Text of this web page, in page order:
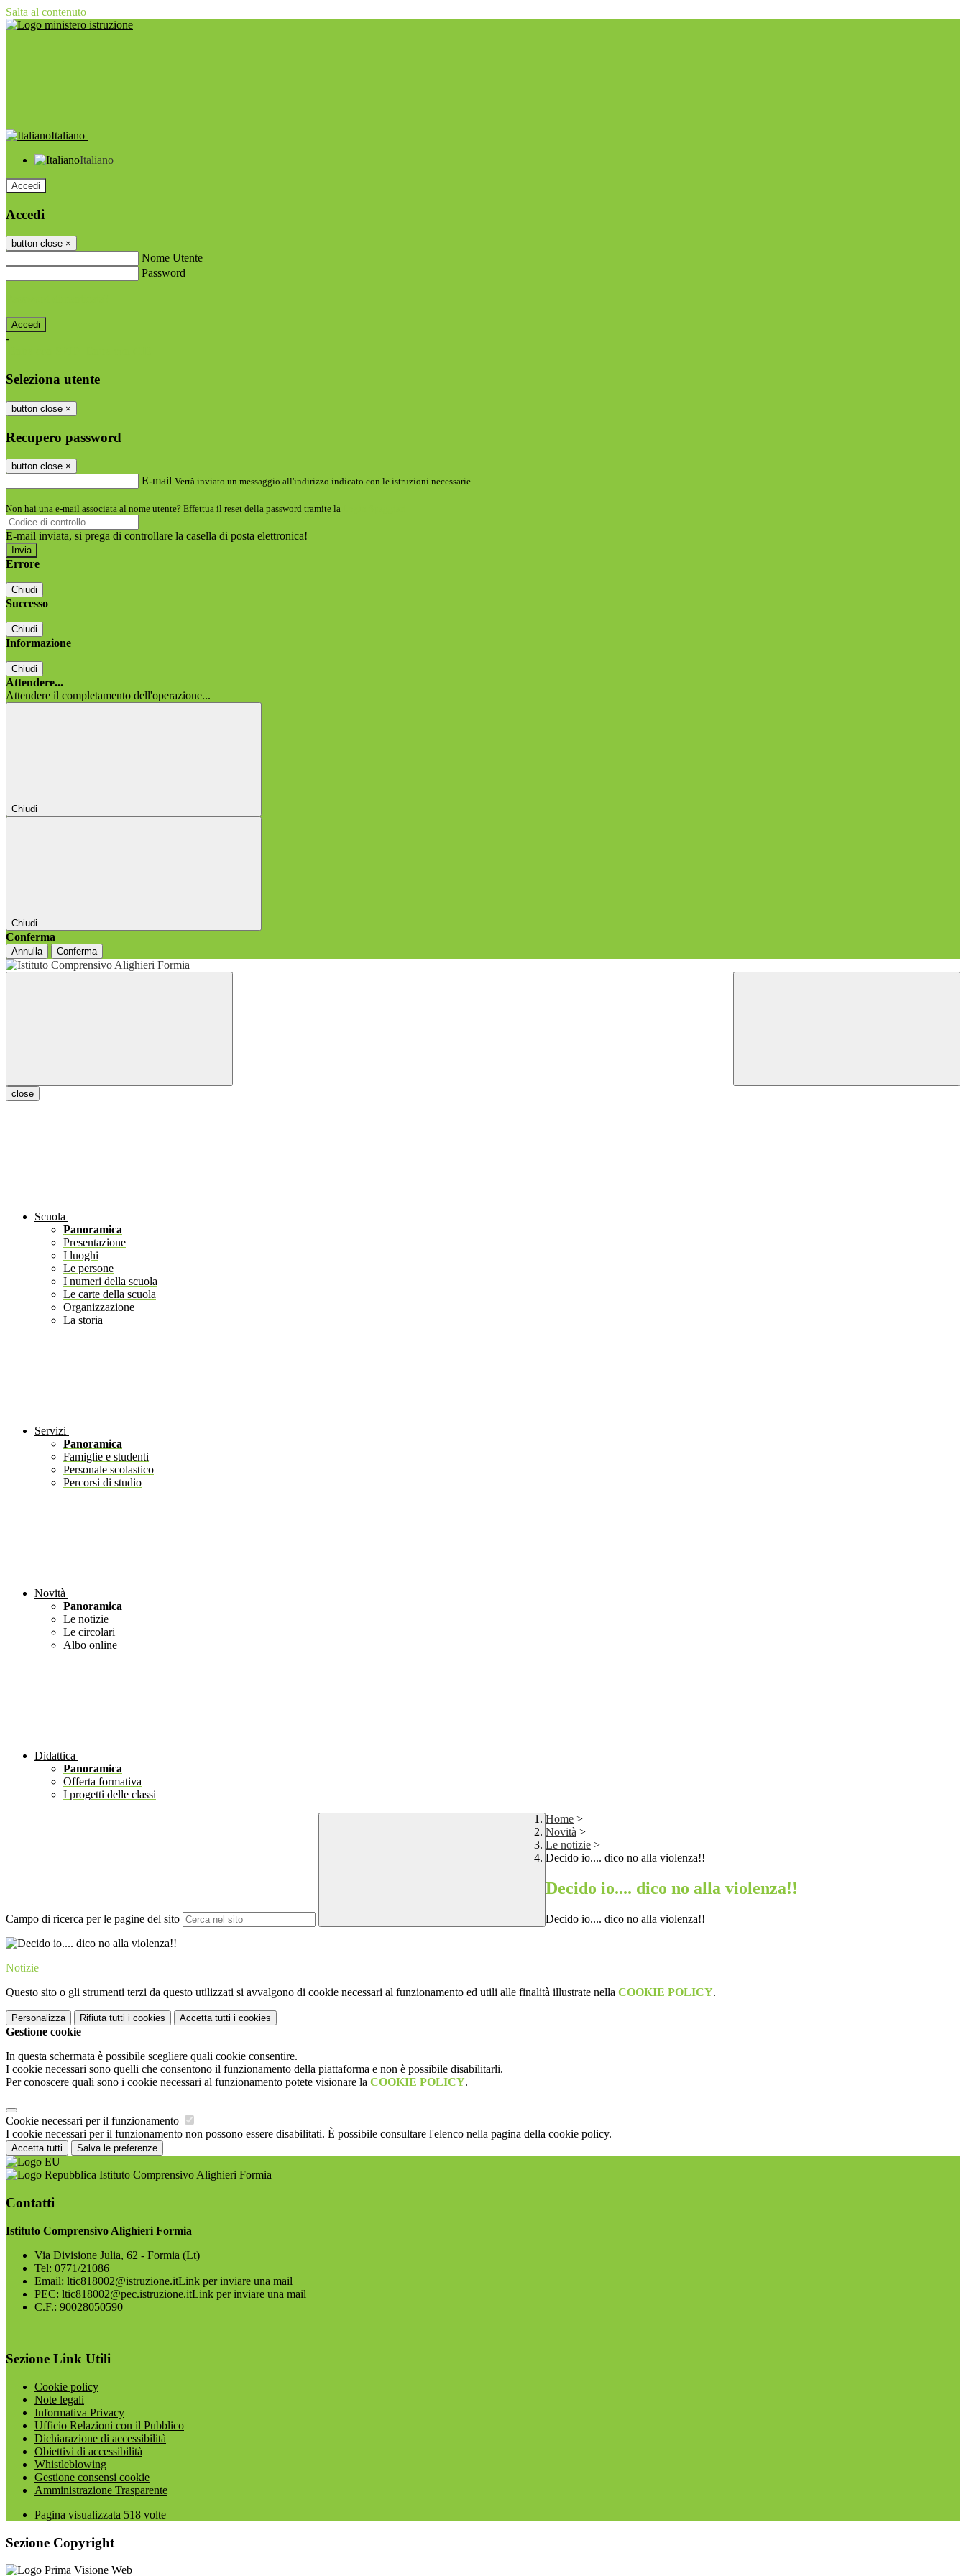
Salta al contenuto
Italiano
Italiano
Accedi
Accedi
button close ×
Nome Utente
Password
-
Seleziona utente
button close ×
Recupero password
button close ×
E-mail Verrà inviato un messaggio all'indirizzo indicato con le istruzioni necessarie.
Non hai una e-mail associata al nome utente? Effettua il reset della password tramite la
E-mail inviata, si prega di controllare la casella di posta elettronica!
Errore
Chiudi
Successo
Chiudi
Informazione
Chiudi
Attendere...
Attendere il completamento dell'operazione...
Chiudi
Chiudi
Conferma
Annulla Conferma
close
Scuola
Panoramica
Presentazione
I luoghi
Le persone
I numeri della scuola
Le carte della scuola
Organizzazione
La storia
Servizi
Panoramica
Famiglie e studenti
Personale scolastico
Percorsi di studio
Novità
Panoramica
Le notizie
Le circolari
Albo online
Didattica
Panoramica
Offerta formativa
I progetti delle classi
Campo di ricerca per le pagine del sito
Home >
Novità >
Le notizie >
Decido io.... dico no alla violenza!!
Decido io.... dico no alla violenza!!
Decido io.... dico no alla violenza!!
Notizie
Questo sito o gli strumenti terzi da questo utilizzati si avvalgono di cookie necessari al funzionamento ed utili alle finalità illustrate nella COOKIE POLICY.
Personalizza Rifiuta tutti i cookies Accetta tutti i cookies
Gestione cookie
In questa schermata è possibile scegliere quali cookie consentire.
I cookie necessari sono quelli che consentono il funzionamento della piattaforma e non è possibile disabilitarli.
Per conoscere quali sono i cookie necessari al funzionamento potete visionare la COOKIE POLICY.
Cookie necessari per il funzionamento
I cookie necessari per il funzionamento non possono essere disabilitati. È possibile consultare l'elenco nella pagina della cookie policy.
Accetta tutti Salva le preferenze
Istituto Comprensivo Alighieri Formia
Contatti
Istituto Comprensivo Alighieri Formia
Via Divisione Julia, 62 - Formia (Lt)
Tel: 0771/21086
Email: ltic818002@istruzione.itLink per inviare una mail
PEC: ltic818002@pec.istruzione.itLink per inviare una mail
C.F.: 90028050590
Sezione Link Utili
Cookie policy
Note legali
Informativa Privacy
Ufficio Relazioni con il Pubblico
Dichiarazione di accessibilità
Obiettivi di accessibilità
Whistleblowing
Gestione consensi cookie
Amministrazione Trasparente
Pagina visualizzata 518 volte
Sezione Copyright